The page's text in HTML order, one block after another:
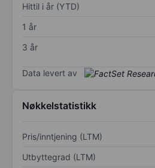
Hittil i år (YTD)
1 år
3 år
Data levert av
Nøkkelstatistikk
Pris/inntjening (LTM)
Utbyttegrad (LTM)